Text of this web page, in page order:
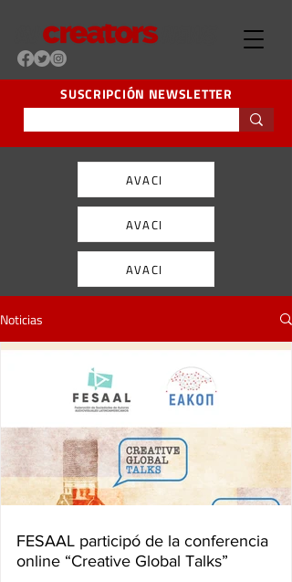
SUSCRIPCIÓN NEWSLETTER
AVACI
AVACI
AVACI
Noticias
FESAAL participó de la conferencia
online “Creative Global Talks”